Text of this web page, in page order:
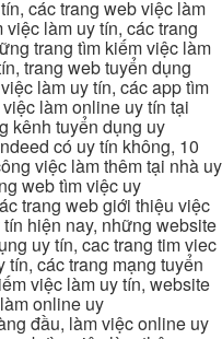
các trang web việc làm
làm uy tín, các trang
trang tìm kiếm việc làm
trang web tuyển dụng
làm uy tín, các app tìm
làm online uy tín tại
kênh tuyển dụng uy
có uy tín không, 10
việc làm thêm tại nhà uy
web tìm việc uy
trang web giới thiệu việc
hiện nay, những website
uy tín, cac trang tim viec
các trang mạng tuyển
việc làm uy tín, website
online uy
đầu, làm việc online uy